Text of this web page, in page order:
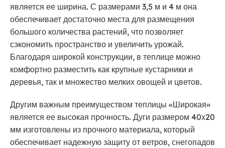
является ее ширина. С размерами 3,5 м и 4 м она
обеспечивает достаточно места для размещения
большого количества растений, что позволяет
сэкономить пространство и увеличить урожай.
Благодаря широкой конструкции, в теплице можно
комфортно разместить как крупные кустарники и
деревья, так и множество мелких овощей и цветов.
Другим важным преимуществом теплицы «Широкая»
является ее высокая прочность. Дуги размером 40х20
мм изготовлены из прочного материала, который
обеспечивает надежную защиту от ветров, снегопадов